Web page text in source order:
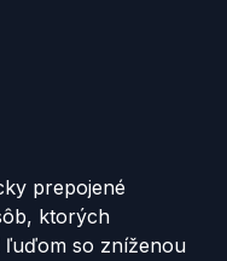
prepojené
ktorých
ľuďom so zníženou